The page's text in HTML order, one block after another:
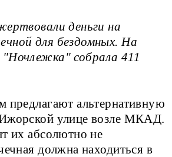
деньги на
для бездомных. На
собрала 411
предлагают альтернативную
улице возле МКАД.
их абсолютно не
должна находиться в